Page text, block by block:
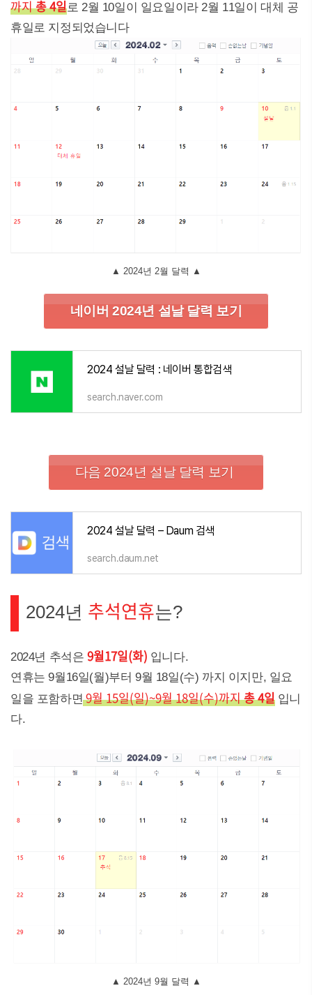
까지총 4일로 2월 10일이 일요일이라 2월 11일이 대체 공
휴일로 지정되었습니다
▲ 2024년 2월 달력 ▲
네이버 2024년 설날 달력 보기
2024 설날 달력 : 네이버 통합검색
search.naver.com
다음 2024년 설날 달력 보기
2024 설날 달력 – Daum 검색
search.daum.net
2024년 추석연휴는?
2024년 추석은 9월17일(화) 입니다.
연휴는 9월16일(월)부터 9월 18일(수) 까지 이지만, 일요
일을 포함하면9월 15일(일)~9월 18일(수)까지총 4일 입니
다.
▲ 2024년 9월 달력 ▲